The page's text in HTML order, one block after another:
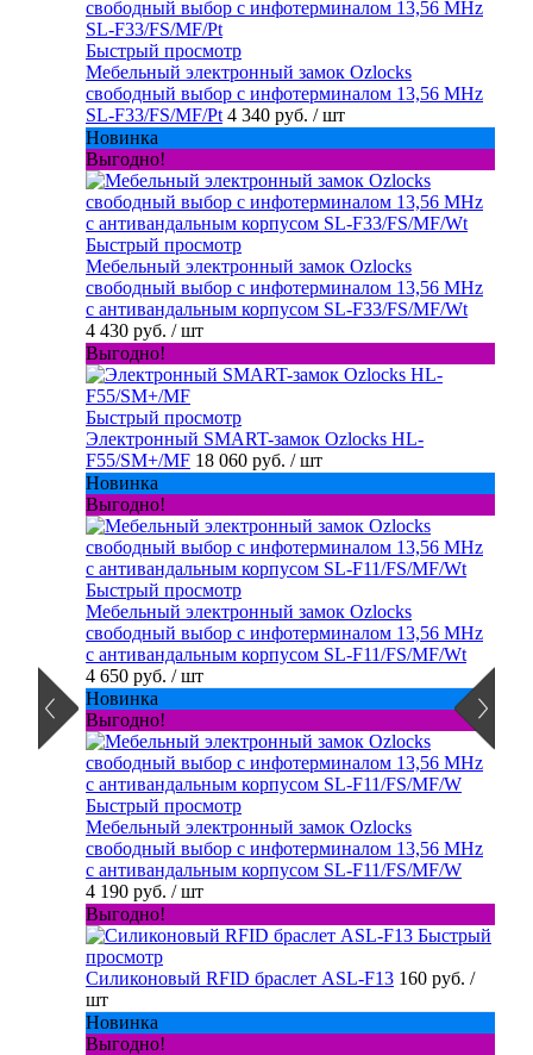
Быстрый просмотр
Мебельный электронный замок Ozlocks
свободный выбор с инфотерминалом 13,56 MHz
SL-F33/FS/MF/Pt 4 340 руб. / шт
Новинка
Выгодно!
Быстрый просмотр
Мебельный электронный замок Ozlocks
свободный выбор с инфотерминалом 13,56 MHz
с антивандальным корпусом SL-F33/FS/MF/Wt
4 430 руб. / шт
Выгодно!
Быстрый просмотр
Электронный SMART-замок Ozlocks HL-
F55/SM+/MF 18 060 руб. / шт
Новинка
Выгодно!
Быстрый просмотр
Мебельный электронный замок Ozlocks
свободный выбор с инфотерминалом 13,56 MHz
с антивандальным корпусом SL-F11/FS/MF/Wt
4 650 руб. / шт
Новинка
Выгодно!
Быстрый просмотр
Мебельный электронный замок Ozlocks
свободный выбор с инфотерминалом 13,56 MHz
с антивандальным корпусом SL-F11/FS/MF/W
4 190 руб. / шт
Выгодно!
Быстрый
просмотр
Силиконовый RFID браслет ASL-F13 160 руб. /
шт
Новинка
Выгодно!